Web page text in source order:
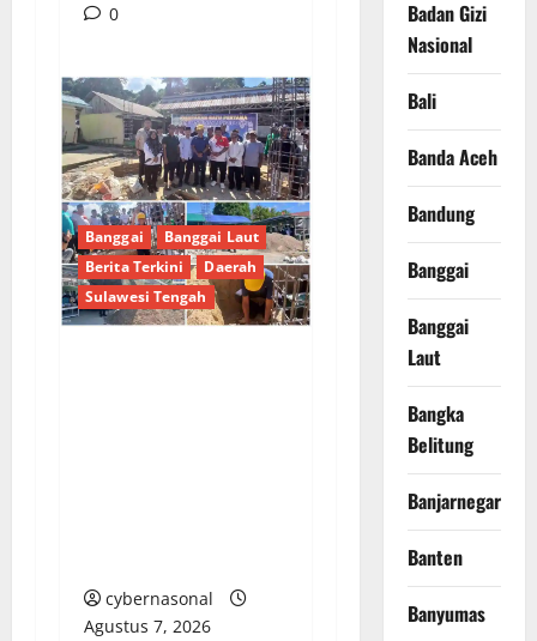
0
Banggai
Banggai Laut
Berita Terkini
Daerah
Sulawesi Tengah
cybernasonal
Agustus 7, 2026
Badan Gizi
Nasional
Bali
Banda Aceh
Bandung
Banggai
Banggai
Laut
Bangka
Belitung
Banjarnegara
Banten
Banyumas